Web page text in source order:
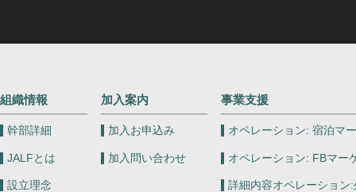
組織情報
幹部詳細
JALFとは
設立理念
加入案内
加入お申込み
加入問い合わせ
事業支援
オペレーション: 宿泊マ
オペレーション: FBマー
詳細内容オペレーション: